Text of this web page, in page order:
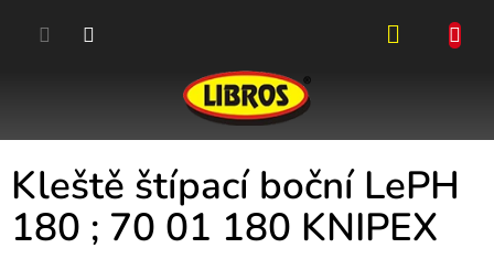
Kleště štípací boční LePH
180 ; 70 01 180 KNIPEX